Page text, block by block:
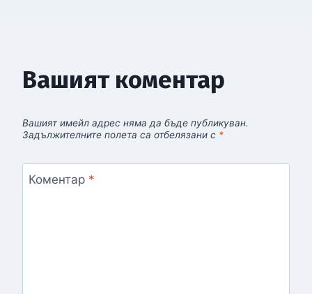
Вашият коментар
Вашият имейл адрес няма да бъде публикуван.
Задължителните полета са отбелязани с *
Коментар *